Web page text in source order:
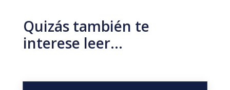
Quizás también te
interese leer…